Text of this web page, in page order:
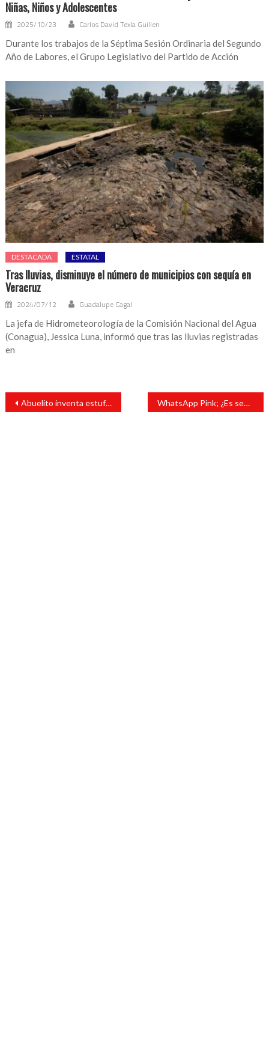
Niñas, Niños y Adolescentes
2025/10/23 Carlos David Texla Guillen
Durante los trabajos de la Séptima Sesión Ordinaria del Segundo
Año de Labores, el Grupo Legislativo del Partido de Acción
DESTACADA ESTATAL
Tras lluvias, disminuye el número de municipios con sequía en
Veracruz
2024/07/12 Guadalupe Cagal
La jefa de Hidrometeorología de la Comisión Nacional del Agua
(Conagua), Jessica Luna, informó que tras las lluvias registradas
en
Navegación
entradas
Abuelito inventa estufa solar a los 71 años, piden difusión en redes WhatsApp Pink; ¿Es seguro descargarlo?